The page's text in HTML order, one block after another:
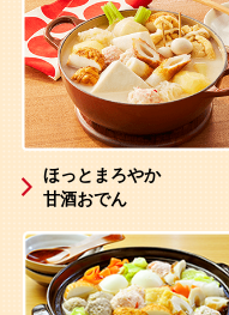
ほっとまろやか
甘酒おでん